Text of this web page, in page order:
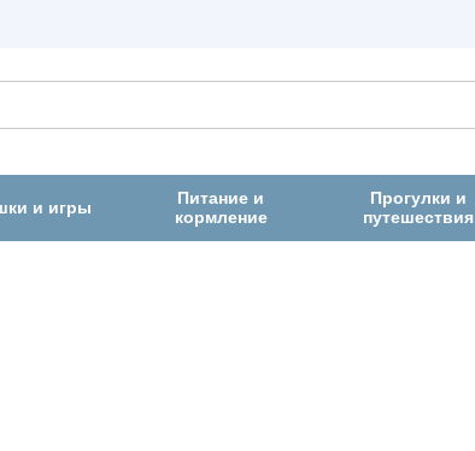
и игры
Питание и
кормление
Прогулки и
путешествия